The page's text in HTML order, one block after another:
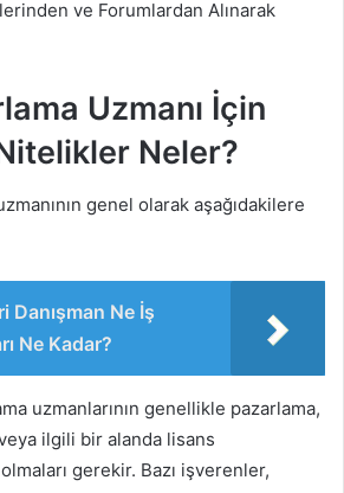
ve Forumlardan Alınarak
Uzmanı İçin
Neler?
genel olarak aşağıdakilere
Danışman Ne İş
Ne Kadar?
uzmanlarının genellikle pazarlama,
ilgili bir alanda lisans
gerekir. Bazı işverenler,